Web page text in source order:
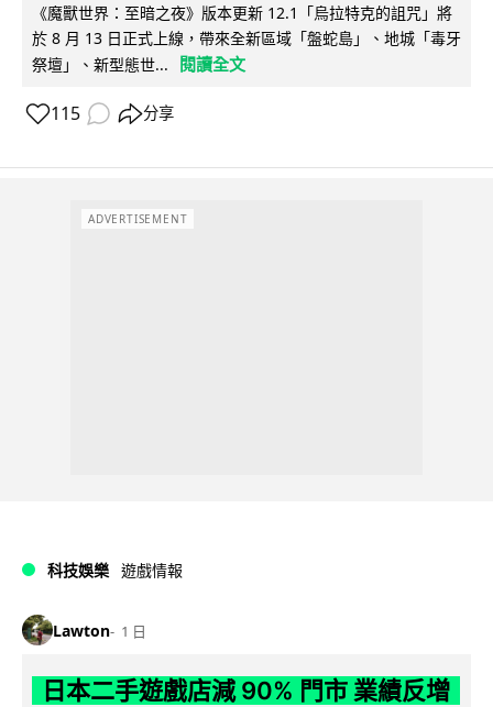
《魔獸世界：至暗之夜》版本更新 12.1「烏拉特克的詛咒」將
於 8 月 13 日正式上線，帶來全新區域「盤蛇島」、地城「毒牙
祭壇」、新型態世...
閱讀全文
115 分享
ADVERTISEMENT
科技娛樂 遊戲情報
Lawton 1 日
日本二手遊戲店減 90% 門市 業績反增